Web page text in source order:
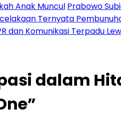
Anak Muncul Prabowo
Ternyata
dan Komunikasi Terpadu
dalam